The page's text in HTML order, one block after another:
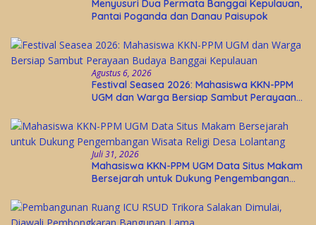
Menyusuri Dua Permata Banggai Kepulauan,
Pantai Poganda dan Danau Paisupok
Agustus 6, 2026
Festival Seasea 2026: Mahasiswa KKN-PPM
UGM dan Warga Bersiap Sambut Perayaan
Juli 31, 2026
Mahasiswa KKN-PPM UGM Data Situs Makam
Bersejarah untuk Dukung Pengembangan